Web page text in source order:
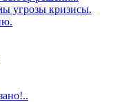
угрозы кризисы.